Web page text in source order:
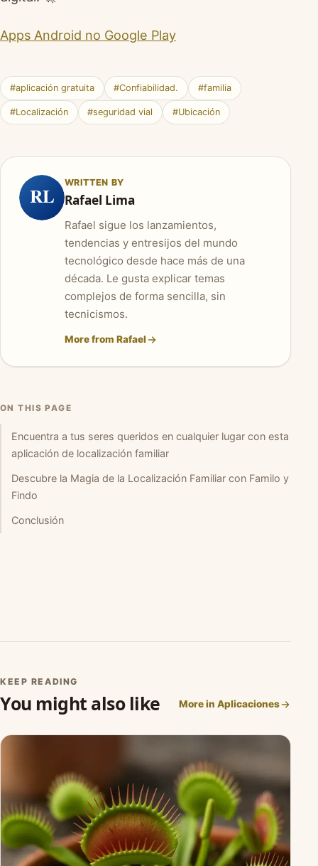
Apps Android no Google Play
#aplicación gratuita #Confiabilidad. #familia
#Localización #seguridad vial #Ubicación
RL
WRITTEN BY
Rafael Lima
Rafael sigue los lanzamientos,
tendencias y entresijos del mundo
tecnológico desde hace más de una
década. Le gusta explicar temas
complejos de forma sencilla, sin
tecnicismos.
More from Rafael
ON THIS PAGE
Encuentra a tus seres queridos en cualquier lugar con esta
aplicación de localización familiar
Descubre la Magia de la Localización Familiar con Familo y
Findo
Conclusión
KEEP READING
You might also like More in Aplicaciones